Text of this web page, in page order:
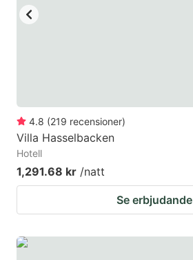
for
changing
4.8 (219 recensioner)
Villa Hasselbacken
Hotell
1,291.68 kr /natt
Se erbjudande